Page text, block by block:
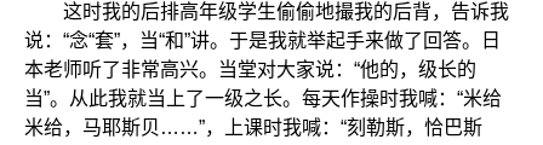
这时我的后排高年级学生偷偷地撮我的后背，告诉我
说：“念“套”，当“和”讲。于是我就举起手来做了回答。日
本老师听了非常高兴。当堂对大家说：“他的，级长的
当”。从此我就当上了一级之长。每天作操时我喊：“米给
米给，马耶斯贝……”，上课时我喊：“刻勒斯，恰巴斯